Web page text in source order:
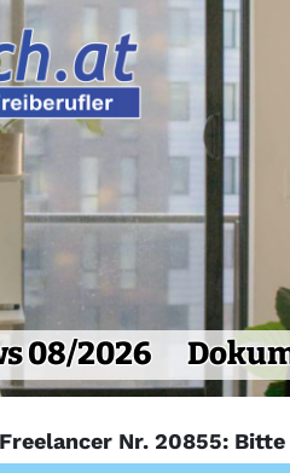
08/2026
Nr. 20855: Bitte